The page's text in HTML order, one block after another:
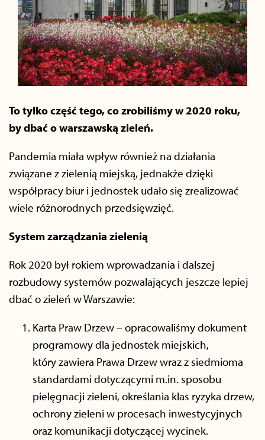
To tylko część tego, co zrobiliśmy w 2020 roku,
by dbać o warszawską zieleń.
Pandemia miała wpływ również na działania
związane z zielenią miejską, jednakże dzięki
współpracy biur i jednostek udało się zrealizować
wiele różnorodnych przedsięwzięć.
System zarządzania zielenią
Rok 2020 był rokiem wprowadzania i dalszej
rozbudowy systemów pozwalających jeszcze lepiej
dbać o zieleń w Warszawie:
Karta Praw Drzew – opracowaliśmy dokument
programowy dla jednostek miejskich,
który zawiera Prawa Drzew wraz z siedmioma
standardami dotyczącymi m.in. sposobu
pielęgnacji zieleni, określania klas ryzyka drzew,
ochrony zieleni w procesach inwestycyjnych
oraz komunikacji dotyczącej wycinek.